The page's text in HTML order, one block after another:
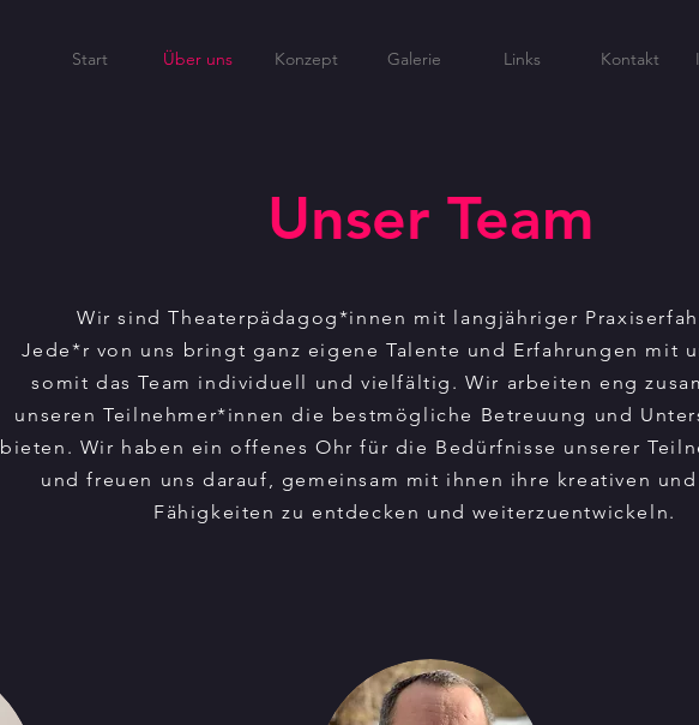
Start Über uns Konzept Galerie Links Kontakt
Unser Team
Wir sind Theaterpädagog*innen mit langjähriger
Jede*r von uns bringt ganz eigene Talente und Erfahrungen mit
somit das Team individuell und vielfältig. Wir arbeiten eng
unseren Teilnehmer*innen die bestmögliche Betreuung und
bieten. Wir haben ein offenes Ohr für die Bedürfnisse unserer
und freuen uns darauf, gemeinsam mit ihnen ihre kreativen
Fähigkeiten zu entdecken und weiterzuentwickeln.